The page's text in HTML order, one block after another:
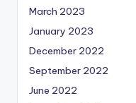
March 2023
January 2023
December 2022
September 2022
June 2022